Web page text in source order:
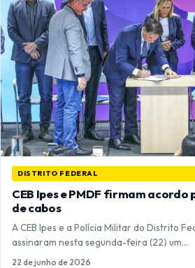
DISTRITO FEDERAL
CEB Ipes e PMDF firmam
de cabos
A CEB Ipes e a Polícia Militar do Distrito
assinaram nesta segunda-feira (22) um…
22 de junho de 2026